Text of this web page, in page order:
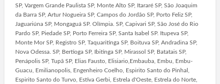
SP, Vargem Grande Paulista SP, Monte Alto SP, Itararé SP, São Joaquim
da Barra SP, Artur Nogueira SP, Campos do Jordão SP, Porto Feliz SP,
Jaguariúna SP, Mongaguá SP. Olímpia. SP, Capivari SP, São José do Rio
Pardo SP, Piedade SP, Porto Ferreira SP, Santa Isabel SP. Itupeva SP,
Monte Mor SP, Registro SP, Taquaritinga SP, Boituva SP, Andradina SP,
Nova Odessa. SP, Bertioga SP, Ibitinga SP, Mirassol SP, Batatais SP,
Penápolis SP, Tupã SP, Elias Fausto, Elisiario,Embauba, Embu, Embu-
Guacu, Emilianopolis, Engenheiro Coelho, Espirito Santo do Pinhal,
Espirito Santo do Turvo, Estiva Gerbi, Estrela d'Oeste, Estrela do Norte,